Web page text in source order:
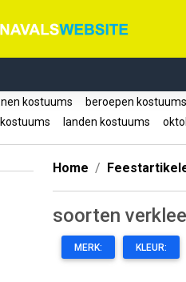
kostuums beroepen kostuums
landen kostuums
Home
soorten
MERK: KLEUR: